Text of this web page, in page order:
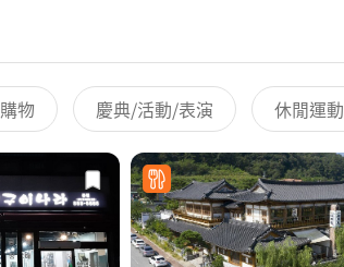
購物 慶典/活動/表演 休閒運動